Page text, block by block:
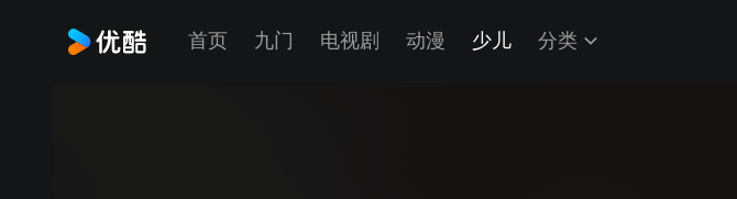
首页 九门 电视剧 动漫 少儿 分类